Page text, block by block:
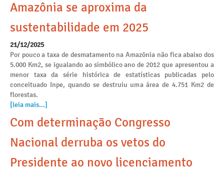
Amazônia se aproxima da
sustentabilidade em 2025
21/12/2025
Por pouco a taxa de desmatamento na Amazônia não fica abaixo dos
5.000 Km2, se igualando ao simbólico ano de 2012 que apresentou a
menor taxa da série histórica de estatísticas publicadas pelo
conceituado Inpe, quando se destruiu uma área de 4.751 Km2 de
florestas.
[leia mais...]
Com determinação Congresso
Nacional derruba os vetos do
Presidente ao novo licenciamento